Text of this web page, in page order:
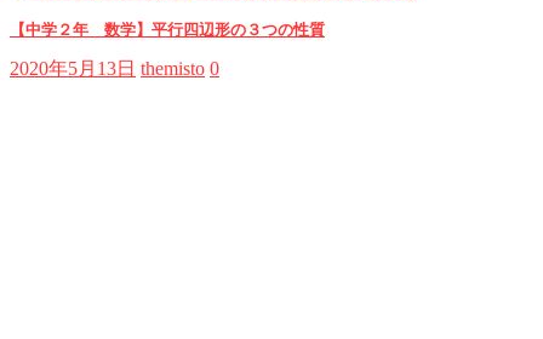
【中学２年 数学】平行四辺形の３つの性質
2020年5月13日 themisto 0